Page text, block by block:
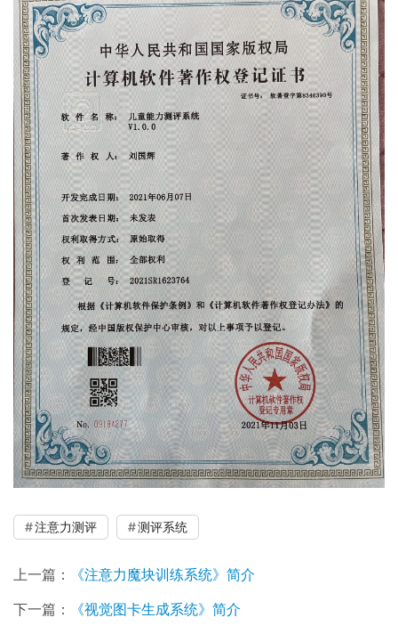
注意力测评 测评系统
上一篇：
《注意力魔块训练系统》简介
下一篇：
《视觉图卡生成系统》简介